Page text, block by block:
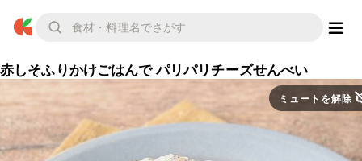
赤しそふりかけごはんで パリパリチーズせんべい
ミュートを解除